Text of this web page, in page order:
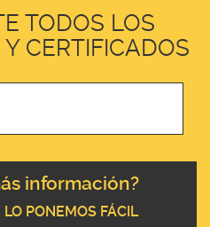
TODOS LOS
CERTIFICADOS
información?
PONEMOS FÁCIL